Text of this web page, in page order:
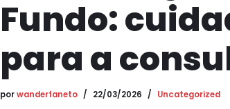
Fundo:
para a
porwanderfaneto 22/03/2026 Uncategorized